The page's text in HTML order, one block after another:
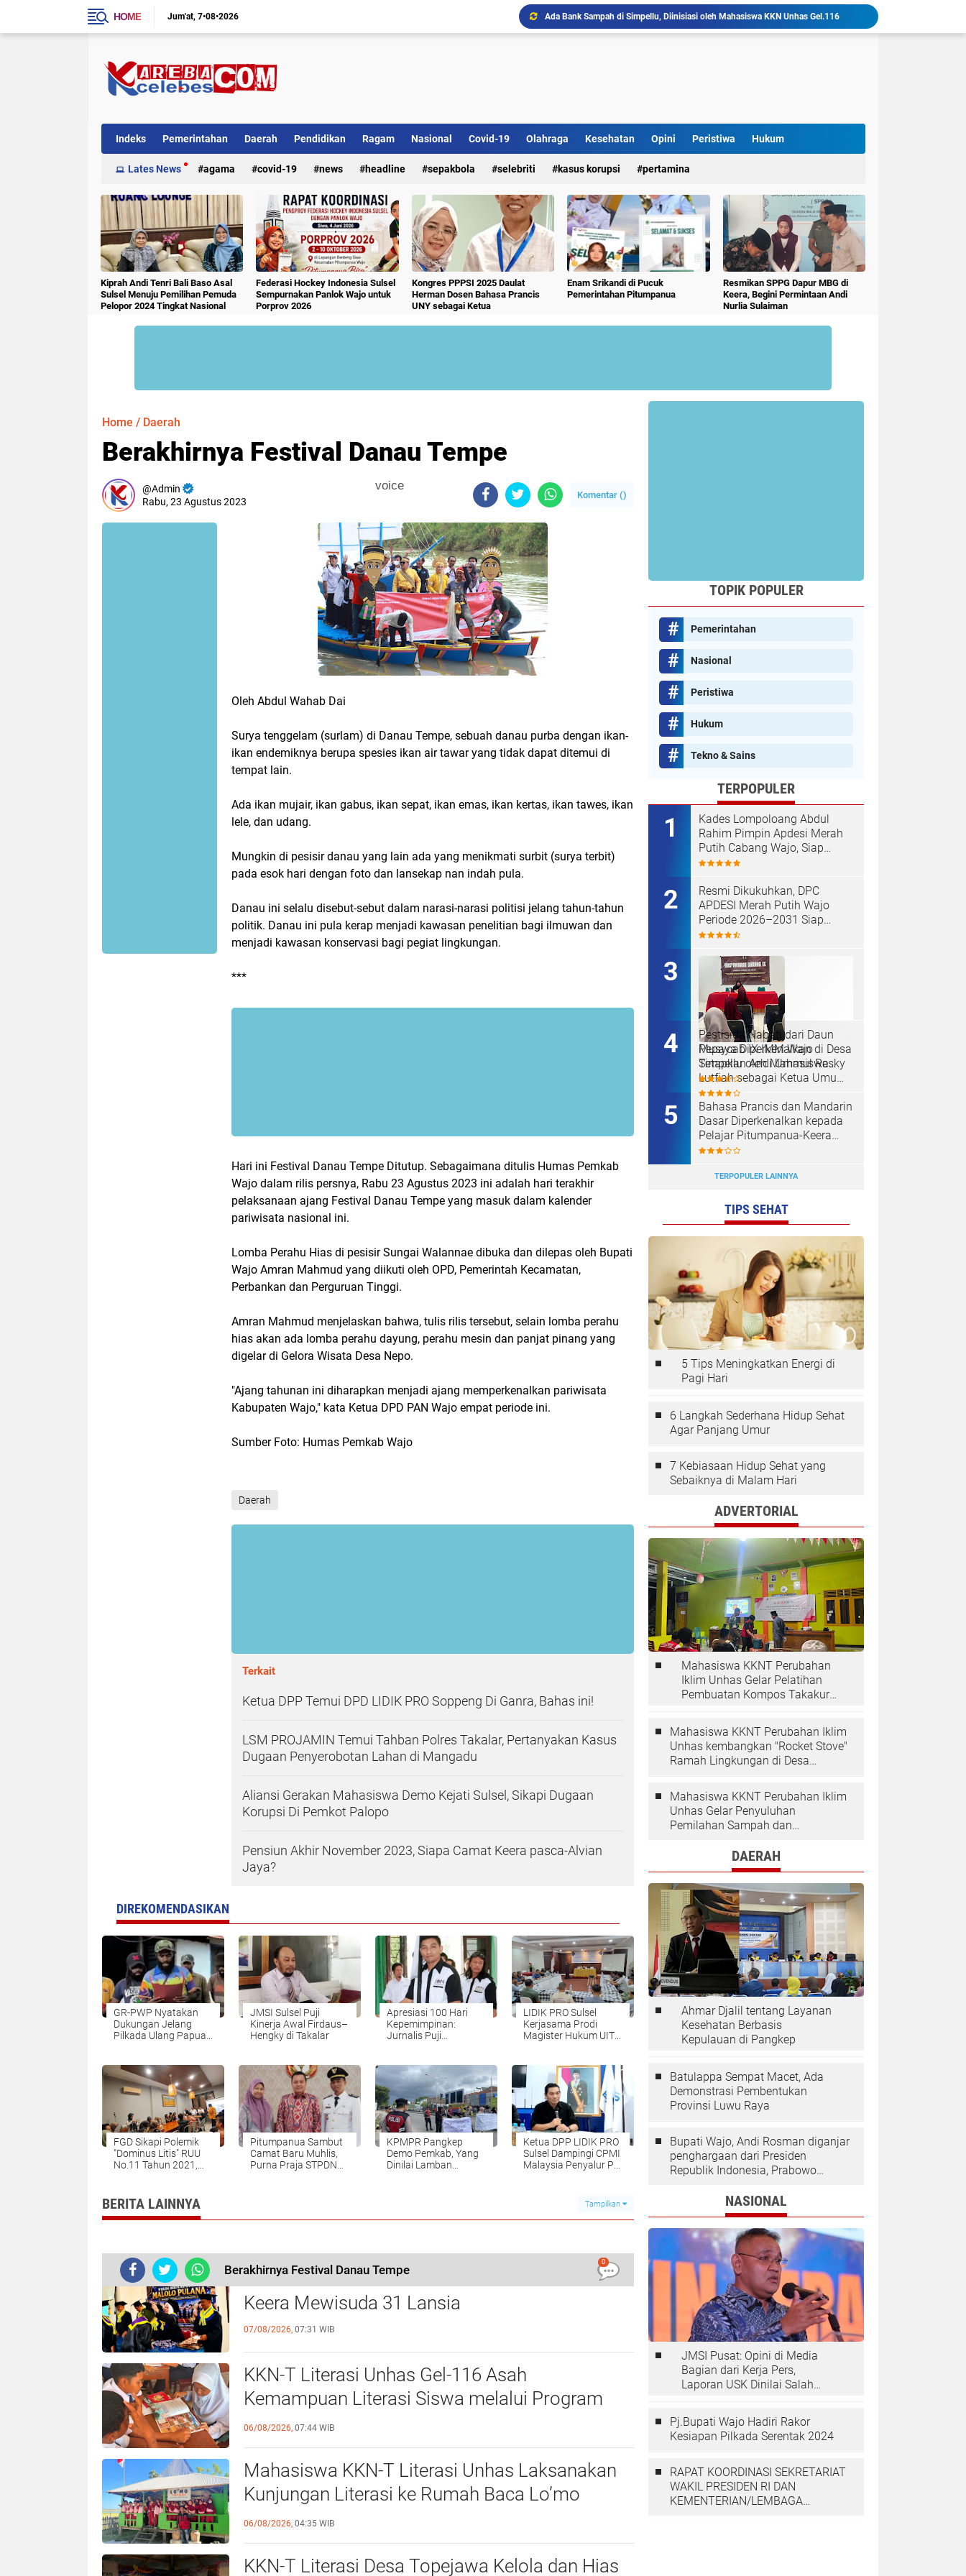
HOME Jum'at 7•08•2026
Ada Bank Sampah di Simpellu, Diinisiasi oleh Mahasiswa KKN Unhas Gel.116
Mahasiswa KKN-T Unhas Gelombang 116 di Desa Simpellu Kembangkan Semprot Antinyamuk Alami
Mahasiswa KKN-T Literasi Unhas Laksanakan Kunjungan Literasi ke Rumah Baca Lo’mo Topejawa Bersama Siswa UPT SDN 66 Kajang
Indeks Pemerintahan Daerah Pendidikan Ragam Nasional Covid-19 Olahraga Kesehatan Opini Peristiwa Hukum
Internasional Kriminal
Lates News agama covid-19 news headline sepakbola selebriti kasus korupsi pertamina
Kiprah Andi Tenri Bali Baso Asal
Sulsel Menuju Pemilihan Pemuda
Pelopor 2024 Tingkat Nasional
Federasi Hockey Indonesia Sulsel
Sempurnakan Panlok Wajo untuk
Porprov 2026
Kongres PPPSI 2025 Daulat
Herman Dosen Bahasa Prancis
UNY sebagai Ketua
Enam Srikandi di Pucuk
Pemerintahan Pitumpanua
Resmikan SPPG Dapur MBG di
Keera, Begini Permintaan Andi
Nurlia Sulaiman
Home / Daerah
Berakhirnya Festival Danau Tempe
Admin
Rabu, 23 Agustus 2023
voice
Komentar ()
Oleh Abdul Wahab Dai
Surya tenggelam (surlam) di Danau Tempe, sebuah danau purba dengan ikan-
ikan endemiknya berupa spesies ikan air tawar yang tidak dapat ditemui di
tempat lain.
Ada ikan mujair, ikan gabus, ikan sepat, ikan emas, ikan kertas, ikan tawes, ikan
lele, dan udang.
Mungkin di pesisir danau yang lain ada yang menikmati surbit (surya terbit)
pada esok hari dengan foto dan lansekap nan indah pula.
Danau ini selalu disebut-sebut dalam narasi-narasi politisi jelang tahun-tahun
politik. Danau ini pula kerap menjadi kawasan penelitian bagi ilmuwan dan
menjadi kawasan konservasi bagi pegiat lingkungan.
***
Hari ini Festival Danau Tempe Ditutup. Sebagaimana ditulis Humas Pemkab
Wajo dalam rilis persnya, Rabu 23 Agustus 2023 ini adalah hari terakhir
pelaksanaan ajang Festival Danau Tempe yang masuk dalam kalender
pariwisata nasional ini.
Lomba Perahu Hias di pesisir Sungai Walannae dibuka dan dilepas oleh Bupati
Wajo Amran Mahmud yang diikuti oleh OPD, Pemerintah Kecamatan,
Perbankan dan Perguruan Tinggi.
Amran Mahmud menjelaskan bahwa, tulis rilis tersebut, selain lomba perahu
hias akan ada lomba perahu dayung, perahu mesin dan panjat pinang yang
digelar di Gelora Wisata Desa Nepo.
"Ajang tahunan ini diharapkan menjadi ajang memperkenalkan pariwisata
Kabupaten Wajo," kata Ketua DPD PAN Wajo empat periode ini.
Sumber Foto: Humas Pemkab Wajo
Daerah
Terkait
Ketua DPP Temui DPD LIDIK PRO Soppeng Di Ganra, Bahas ini!
LSM PROJAMIN Temui Tahban Polres Takalar, Pertanyakan Kasus
Dugaan Penyerobotan Lahan di Mangadu
Aliansi Gerakan Mahasiswa Demo Kejati Sulsel, Sikapi Dugaan
Korupsi Di Pemkot Palopo
Pensiun Akhir November 2023, Siapa Camat Keera pasca-Alvian
Jaya?
DIREKOMENDASIKAN
GR-PWP Nyatakan
Dukungan Jelang
Pilkada Ulang Papua,
JMSI Sulsel Puji
Kinerja Awal Firdaus–
Hengky di Takalar
Apresiasi 100 Hari
Kepemimpinan:
Jurnalis Puji
LIDIK PRO Sulsel
Kerjasama Prodi
Magister Hukum UIT
Potensi Pelemahan
Lembaga Tertentu!
FGD Sikapi Polemik
"Dominus Litis" RUU
No.11 Tahun 2021,
Pitumpanua Sambut
Camat Baru Muhlis,
Purna Praja STPDN
KPMPR Pangkep
Demo Pemkab, Yang
Dinilai Lamban
Ketua DPP LIDIK PRO
Sulsel Dampingi CPMI
Malaysia Penyalur PT.
BERITA LAINNYA Tampilkan
Berakhirnya Festival Danau Tempe
0
Sekolah Lansia "Malolo Pulana" Kecamatan
Keera Mewisuda 31 Lansia
07/08/2026, 07:31 WIB
KKN-T Literasi Unhas Gel-116 Asah
Kemampuan Literasi Siswa melalui Program
Kerja Menulis Cerita Berbasis Buku Bacaan
06/08/2026, 07:44 WIB
Mahasiswa KKN-T Literasi Unhas Laksanakan
Kunjungan Literasi ke Rumah Baca Lo’mo
Topejawa Bersama Siswa UPT SDN 66 Kajang
06/08/2026, 04:35 WIB
KKN-T Literasi Desa Topejawa Kelola dan Hias
TOPIK POPULER
Pemerintahan
Nasional
Peristiwa
Hukum
Tekno & Sains
TERPOPULER
Kades Lompoloang Abdul
Rahim Pimpin Apdesi Merah
Putih Cabang Wajo, Siap
Kawal Koperasi Merah Putih
Resmi Dikukuhkan, DPC
APDESI Merah Putih Wajo
Periode 2026–2031 Siap
Kawal Kemajuan Desa dan
Musycab IX IMM Wajo
Tetapkan Andi Ummul Resky
Lutfiah sebagai Ketua Umum
Terpilih
Pestisida Nabati dari Daun
Pepaya Diperkenalkan di Desa
Simpellu oleh Mahasiswa
KKN-T Unhas Gel-116
Bahasa Prancis dan Mandarin
Dasar Diperkenalkan kepada
Pelajar Pitumpanua-Keera
oleh Mahasiswa KKN Unhas
TERPOPULER LAINNYA
TIPS SEHAT
5 Tips Meningkatkan Energi di
Pagi Hari
6 Langkah Sederhana Hidup Sehat
Agar Panjang Umur
7 Kebiasaan Hidup Sehat yang
Sebaiknya di Malam Hari
ADVERTORIAL
Mahasiswa KKNT Perubahan
Iklim Unhas Gelar Pelatihan
Pembuatan Kompos Takakura
Mahasiswa KKNT Perubahan Iklim
Unhas kembangkan "Rocket Stove"
Ramah Lingkungan di Desa
Mahasiswa KKNT Perubahan Iklim
Unhas Gelar Penyuluhan
Pemilahan Sampah dan
Desa KalolingDAERAH
Ahmar Djalil tentang Layanan
Kesehatan Berbasis
Kepulauan di Pangkep
Batulappa Sempat Macet, Ada
Demonstrasi Pembentukan
Provinsi Luwu Raya
Bupati Wajo, Andi Rosman diganjar
penghargaan dari Presiden
Republik Indonesia, Prabowo
NASIONAL
JMSI Pusat: Opini di Media
Bagian dari Kerja Pers,
Laporan USK Dinilai Salah
Pj.Bupati Wajo Hadiri Rakor
Kesiapan Pilkada Serentak 2024
RAPAT KOORDINASI SEKRETARIAT
WAKIL PRESIDEN RI DAN
KEMENTERIAN/LEMBAGA